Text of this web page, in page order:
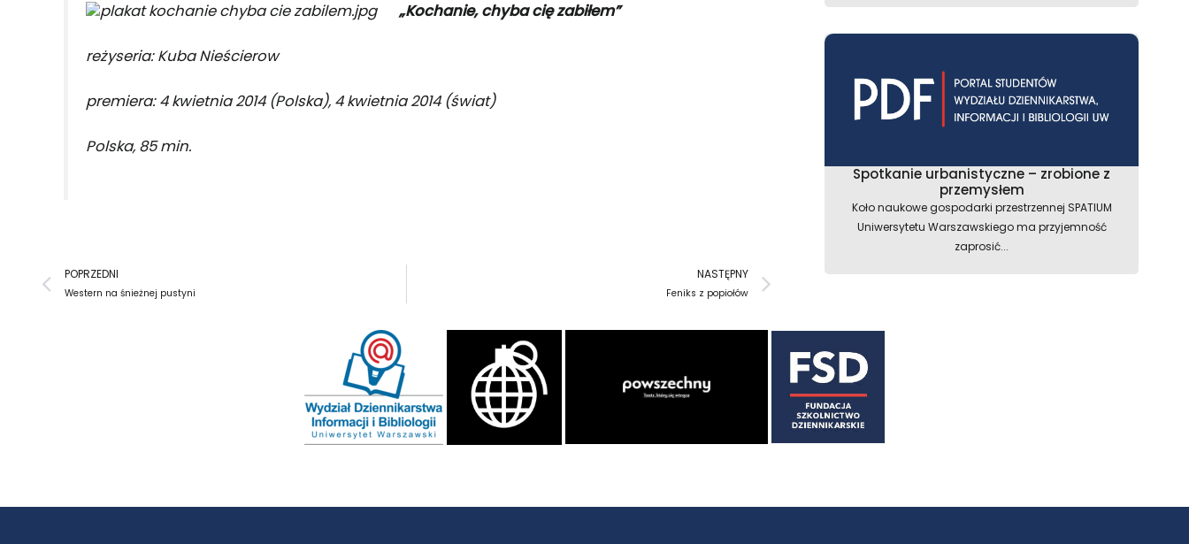
„Kochanie, chyba cię zabiłem”
reżyseria: Kuba Nieścierow
premiera: 4 kwietnia 2014 (Polska), 4 kwietnia 2014 (świat)
Polska, 85 min.
Prev
POPRZEDNI
Western na śnieżnej pustyni
NASTĘPNY
Feniks z popiołów
Spotkanie urbanistyczne – zrobione z
przemysłem
Koło naukowe gospodarki przestrzennej SPATIUM
Uniwersytetu Warszawskiego ma przyjemność
zaprosić...